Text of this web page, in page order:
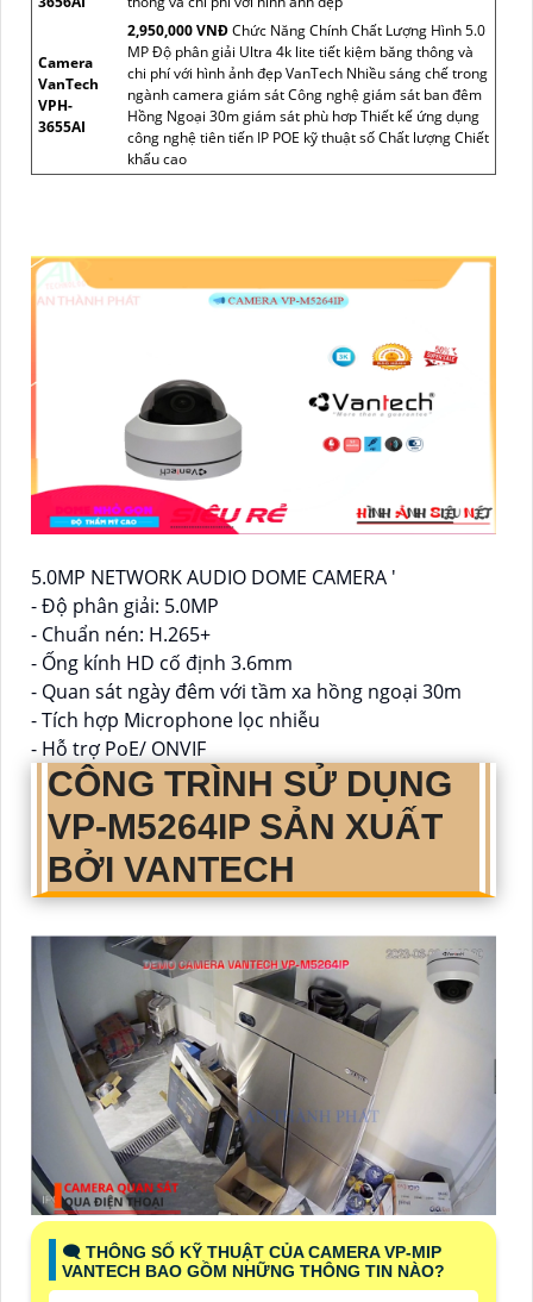
Camera
VanTech
VPH-
3655AI
2,950,000 VNĐChức Năng Chính Chất Lượng Hình 5.0
MP Độ phân giải Ultra 4k lite tiết kiệm băng thông và
chi phí với hình ảnh đẹp VanTech Nhiều sáng chế trong
ngành camera giám sát Công nghệ giám sát ban đêm
Hồng Ngoại 30m giám sát phù hơp Thiết kế ứng dụng
công nghệ tiên tiến IP POE kỹ thuật số Chất lượng Chiết
khấu cao
5.0MP NETWORK AUDIO DOME CAMERA '
- Độ phân giải: 5.0MP
- Chuẩn nén: H.265+
- Ống kính HD cố định 3.6mm
- Quan sát ngày đêm với tầm xa hồng ngoại 30m
- Tích hợp Microphone lọc nhiễu
- Hỗ trợ PoE/ ONVIF
CÔNG TRÌNH SỬ DỤNG
VP-M5264IP SẢN XUẤT
BỞI VANTECH
🗨️ THÔNG SỐ KỸ THUẬT CỦA CAMERA VP-MIP
VANTECH BAO GỒM NHỮNG THÔNG TIN NÀO?